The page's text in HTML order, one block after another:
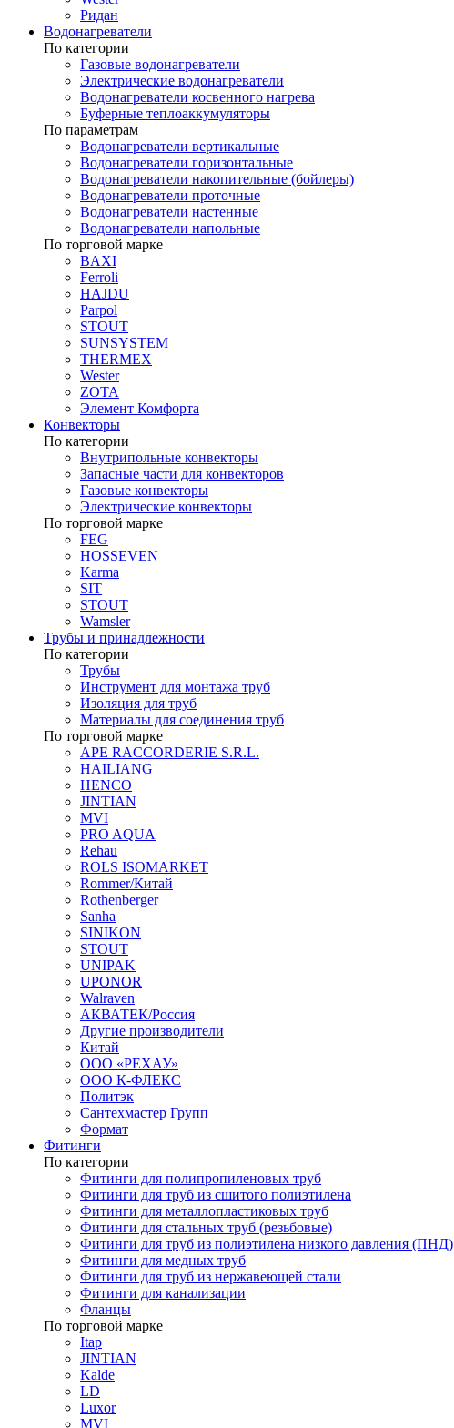
Ридан
Водонагреватели
По категории
Газовые водонагреватели
Электрические водонагреватели
Водонагреватели косвенного нагрева
Буферные теплоаккумуляторы
По параметрам
Водонагреватели вертикальные
Водонагреватели горизонтальные
Водонагреватели накопительные (бойлеры)
Водонагреватели проточные
Водонагреватели настенные
Водонагреватели напольные
По торговой марке
BAXI
Ferroli
HAJDU
Parpol
STOUT
SUNSYSTEM
THERMEX
Wester
ZOTA
Элемент Комфорта
Конвекторы
По категории
Внутрипольные конвекторы
Запасные части для конвекторов
Газовые конвекторы
Электрические конвекторы
По торговой марке
FEG
HOSSEVEN
Karma
SIT
STOUT
Wamsler
Трубы и принадлежности
По категории
Трубы
Инструмент для монтажа труб
Изоляция для труб
Материалы для соединения труб
По торговой марке
APE RACCORDERIE S.R.L.
HAILIANG
HENCO
JINTIAN
MVI
PRO AQUA
Rehau
ROLS ISOMARKET
Rommer/Китай
Rothenberger
Sanha
SINIKON
STOUT
UNIPAK
UPONOR
Walraven
АКВАТЕК/Россия
Другие производители
Китай
ООО «РЕХАУ»
ООО К-ФЛЕКС
Политэк
Сантехмастер Групп
Формат
Фитинги
По категории
Фитинги для полипропиленовых труб
Фитинги для труб из сшитого полиэтилена
Фитинги для металлопластиковых труб
Фитинги для стальных труб (резьбовые)
Фитинги для труб из полиэтилена низкого давления (ПНД)
Фитинги для медных труб
Фитинги для труб из нержавеющей стали
Фитинги для канализации
Фланцы
По торговой марке
Itap
JINTIAN
Kalde
LD
Luxor
MVI